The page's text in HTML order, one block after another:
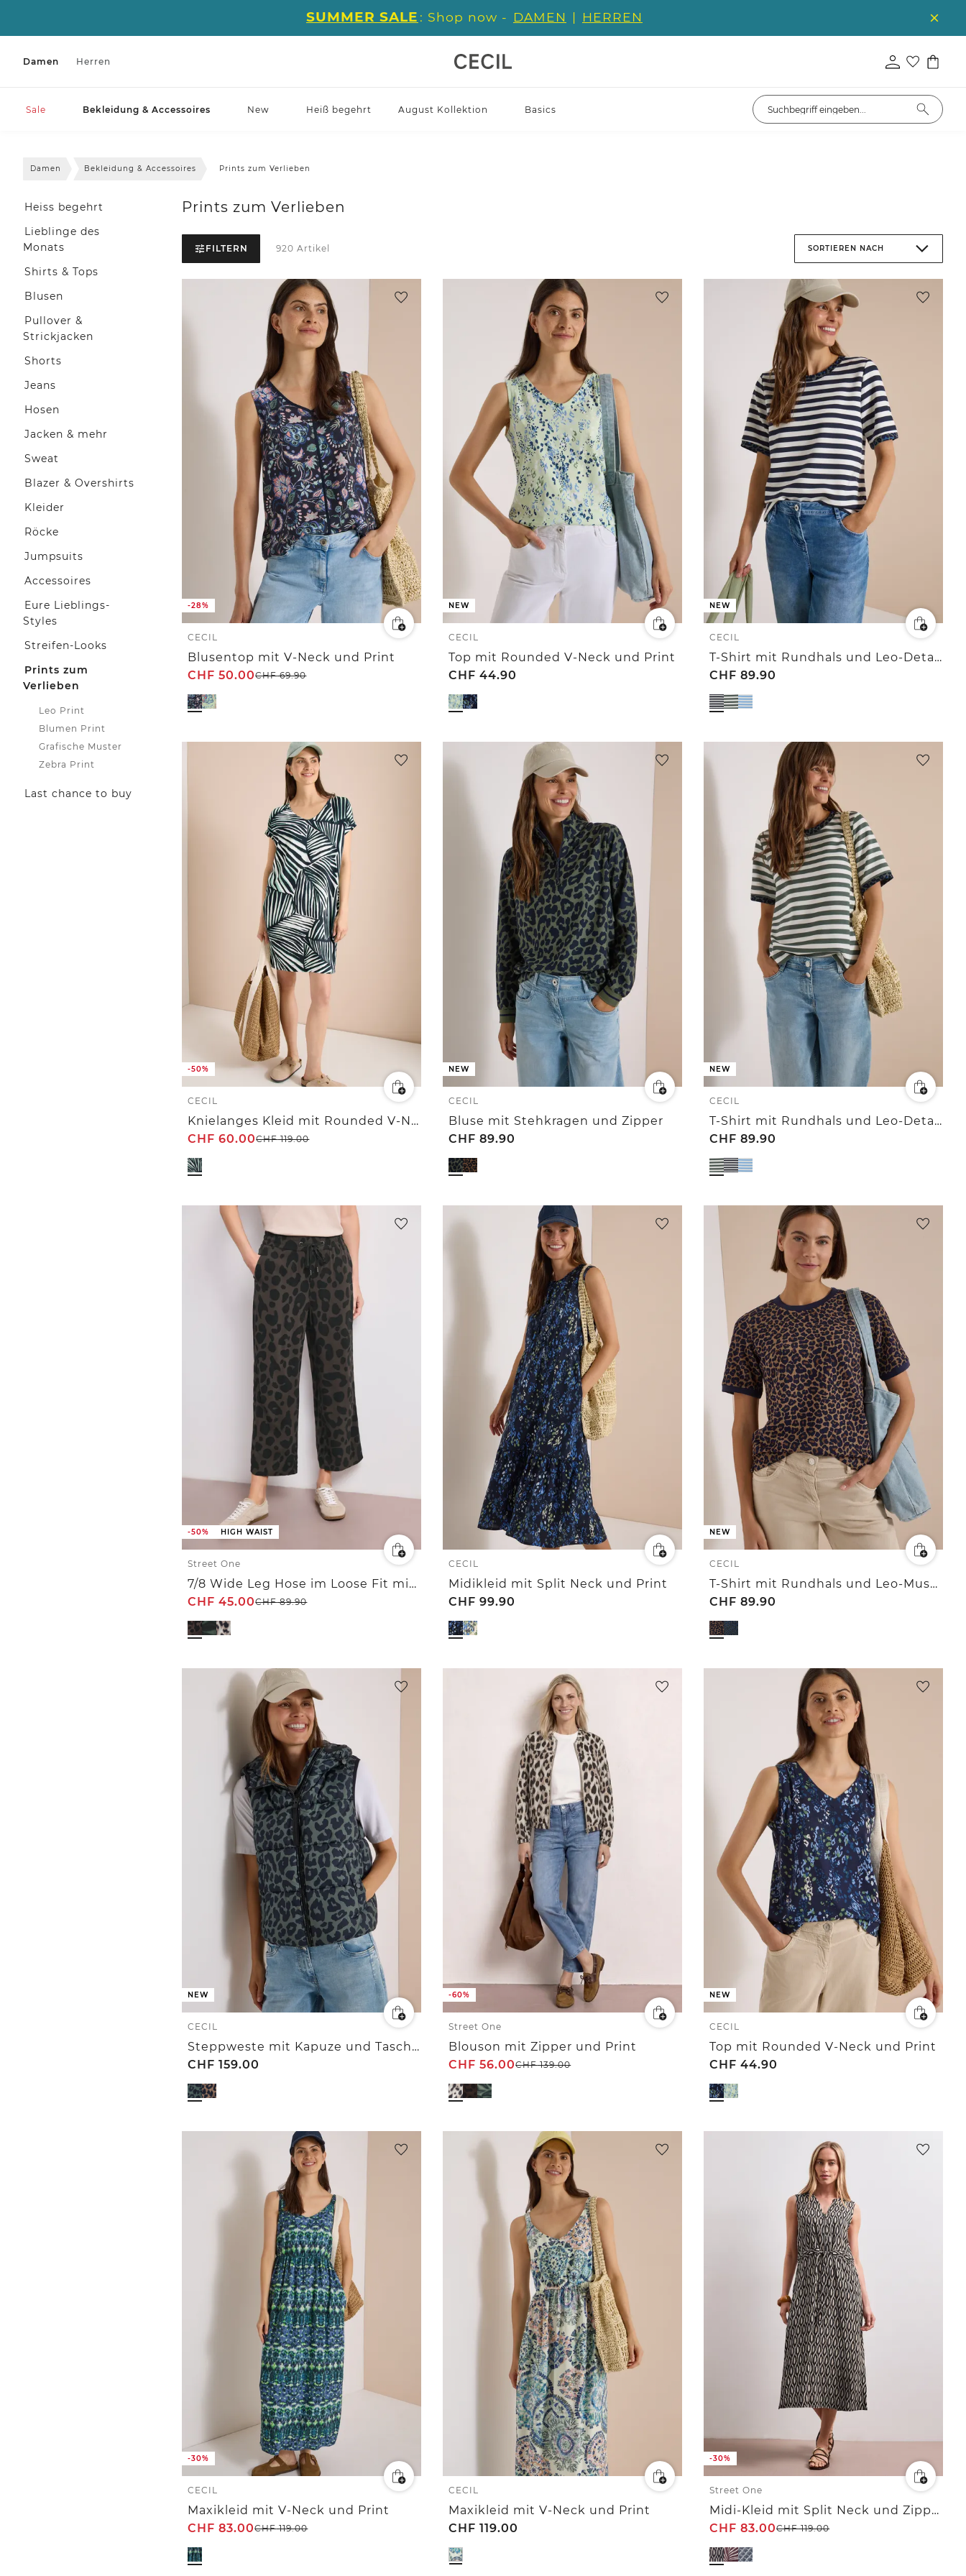
SUMMER SALE : Shop now - DAMEN | HERREN
Damen Herren
Sale Bekleidung & Accessoires New Heiß begehrt August Kollektion Basics
Damen Bekleidung & Accessoires Prints zum Verlieben
Heiss begehrt
Lieblinge des
Monats
Shirts & Tops
Blusen
Pullover &
Strickjacken
Shorts
Jeans
Hosen
Jacken & mehr
Sweat
Blazer & Overshirts
Kleider
Röcke
Jumpsuits
Accessoires
Eure Lieblings-
Styles
Streifen-Looks
Prints zum
Verlieben
Leo Print
Blumen Print
Grafische Muster
Zebra Print
Last chance to buy
Prints zum Verlieben
FILTERN 920 Artikel SORTIEREN NACH
-28%
CECIL
Blusentop mit V-Neck und Print
CHF 50.00CHF69.90
NEW
CECIL
Top mit Rounded V-Neck und Print
CHF 44.90
NEW
CECIL
T-Shirt mit Rundhals und Leo-Details
CHF 89.90
-50%
CECIL
Knielanges Kleid mit Rounded V-Neck
CHF 60.00CHF119.00
NEW
CECIL
Bluse mit Stehkragen und Zipper
CHF 89.90
NEW
CECIL
T-Shirt mit Rundhals und Leo-Details
CHF 89.90
-50% HIGH WAIST
Street One
7/8 Wide Leg Hose im Loose Fit mit Print
CHF 45.00CHF89.90
CECIL
Midikleid mit Split Neck und Print
CHF 99.90
NEW
CECIL
T-Shirt mit Rundhals und Leo-Muster
CHF 89.90
NEW
CECIL
Steppweste mit Kapuze und Taschen
CHF 159.00
-60%
Street One
Blouson mit Zipper und Print
CHF 56.00CHF139.00
NEW
CECIL
Top mit Rounded V-Neck und Print
CHF 44.90
-30%
CECIL
Maxikleid mit V-Neck und Print
CHF 83.00CHF119.00
CECIL
Maxikleid mit V-Neck und Print
CHF 119.00
-30%
Street One
Midi-Kleid mit Split Neck und Zipper
CHF 83.00CHF119.00